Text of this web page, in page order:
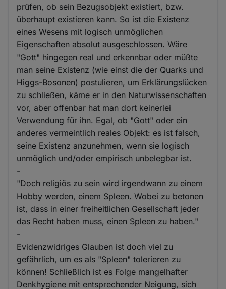
prüfen, ob sein Bezugsobjekt existiert, bzw.
überhaupt existieren kann. So ist die Existenz
eines Wesens mit logisch unmöglichen
Eigenschaften absolut ausgeschlossen. Wäre
"Gott" hingegen real und erkennbar oder müßte
man seine Existenz (wie einst die der Quarks und
Higgs-Bosonen) postulieren, um Erklärungslücken
zu schließen, käme er in den Naturwissenschaften
vor, aber offenbar hat man dort keinerlei
Verwendung für ihn. Egal, ob "Gott" oder ein
anderes vermeintlich reales Objekt: es ist falsch,
seine Existenz anzunehmen, wenn sie logisch
unmöglich und/oder empirisch unbelegbar ist.
-
"Doch religiös zu sein wird irgendwann zu einem
Hobby werden, einem Spleen. Wobei zu betonen
ist, dass in einer freiheitlichen Gesellschaft jeder
das Recht haben muss, einen Spleen zu haben."
-
Evidenzwidriges Glauben ist doch viel zu
gefährlich, um es als "Spleen" tolerieren zu
können! Schließlich ist es Folge mangelhafter
Denkhygiene mit entsprechender Neigung, sich